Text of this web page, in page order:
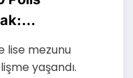
lise mezunu
yaşandı.